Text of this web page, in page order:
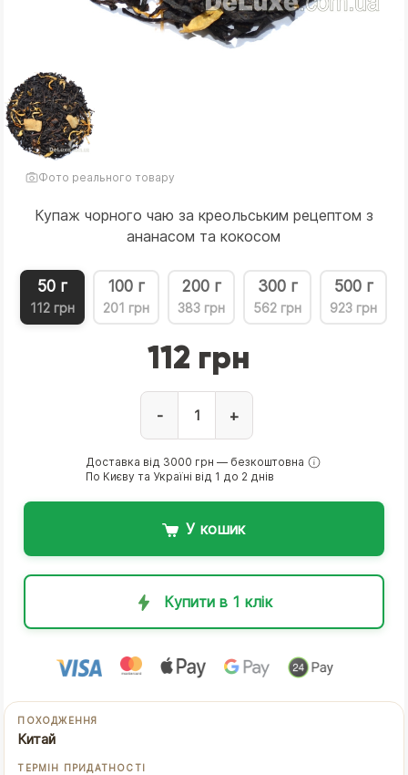
Фото реального товару
Купаж чорного чаю за креольським рецептом з
ананасом та кокосом
50 г
112 грн
100 г
201 грн
200 г
383 грн
300 г
562 грн
500 г
923 грн
112 грн
- +
Доставка від 3000 грн — безкоштовна
По Києву та Україні від 1 до 2 днів
У кошик
Купити в 1 клік
ПОХОДЖЕННЯ
Китай
ТЕРМІН ПРИДАТНОСТІ